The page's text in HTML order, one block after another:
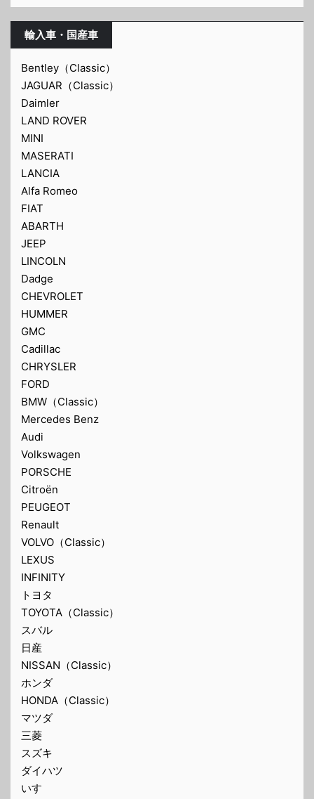
輸入車・国産車
Bentley（Classic）
JAGUAR（Classic）
Daimler
LAND ROVER
MINI
MASERATI
LANCIA
Alfa Romeo
FIAT
ABARTH
JEEP
LINCOLN
Dadge
CHEVROLET
HUMMER
GMC
Cadillac
CHRYSLER
FORD
BMW（Classic）
Mercedes Benz
Audi
Volkswagen
PORSCHE
Citroën
PEUGEOT
Renault
VOLVO（Classic）
LEXUS
INFINITY
トヨタ
TOYOTA（Classic）
スバル
日産
NISSAN（Classic）
ホンダ
HONDA（Classic）
マツダ
三菱
スズキ
ダイハツ
いすゞ